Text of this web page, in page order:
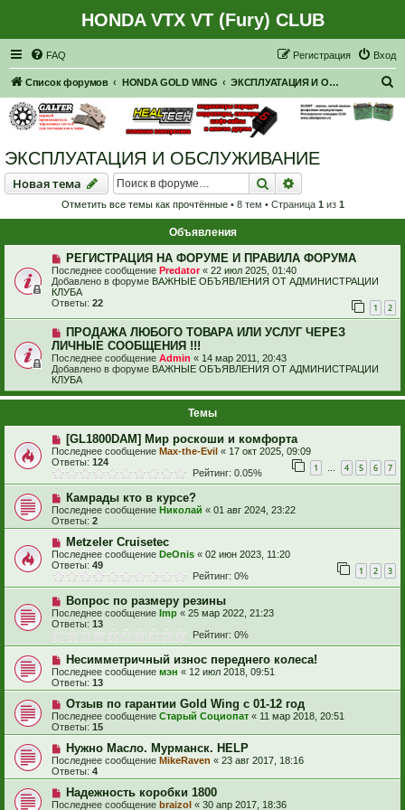
HONDA VTX VT (Fury) CLUB
FAQ Вход
Регистрация
Список форумов HONDA GOLD WING ЭКСПЛУАТАЦИЯ И ОБСЛУЖИВАНИЕ
ЭКСПЛУАТАЦИЯ И ОБСЛУЖИВАНИЕ
Новая тема
Новаятема Поиск
Отметить все темы как прочтённые• 8 тем • Страница 1 из 1
Объявления
РЕГИСТРАЦИЯ НА ФОРУМЕ И ПРАВИЛА ФОРУМА
Последнее сообщение Predator« 22 июл 2025, 01:40
Добавлено в форуме ВАЖНЫЕ ОБЪЯВЛЕНИЯ ОТ АДМИНИСТРАЦИИ
КЛУБА
Ответы: 22 1 2
ПРОДАЖА ЛЮБОГО ТОВАРА ИЛИ УСЛУГ ЧЕРЕЗ
ЛИЧНЫЕ СООБЩЕНИЯ !!!
Последнее сообщение Admin « 14 мар 2011, 20:43
Добавлено в форуме ВАЖНЫЕ ОБЪЯВЛЕНИЯ ОТ АДМИНИСТРАЦИИ
КЛУБА
Темы
[GL1800DAM] Мир роскоши и комфорта
Последнее сообщение Max-the-Evil « 17 окт 2025, 09:09
Ответы: 124 1 … 4 5 6 7
Рейтинг: 0.05%
Камрады кто в курсе?
Последнее сообщение Николай « 01 авг 2024, 23:22
Ответы: 2
Metzeler Cruisetec
Последнее сообщение DeOnis « 02 июн 2023, 11:20
Ответы: 49 1 2 3
Рейтинг: 0%
Вопрос по размеру резины
Последнее сообщение Imp « 25 мар 2022, 21:23
Ответы: 13
Рейтинг: 0%
Несимметричный износ переднего колеса!
Последнее сообщение мэн « 12 июл 2018, 09:51
Ответы: 13
Отзыв по гарантии Gold Wing с 01-12 год
Последнее сообщение Старый Социопат « 11 мар 2018, 20:51
Ответы: 15
Нужно Масло. Мурманск. HELP
Последнее сообщение MikeRaven « 23 авг 2017, 18:16
Ответы: 4
Надежность коробки 1800
Последнее сообщение braizol « 30 апр 2017, 18:36